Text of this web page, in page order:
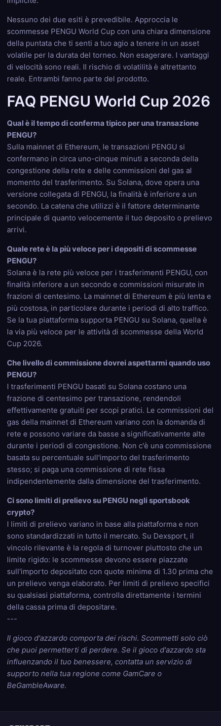
Nessuno dei due esiti è prevedibile. Approccia le
scommesse PENGU World Cup con una chiara dimensione
della puntata che ti senti a tuo agio a tenere in un asset
volatile per la durata del torneo. Non esagerare. I vantaggi
di velocità sono reali. Il rischio di volatilità è altrettanto
reale. Entrambi fanno parte del prodotto.
FAQ PENGU World Cup 2026
Qual è il tempo di conferma tipico per una transazione
PENGU?
Sulla mainnet di Ethereum, le transazioni PENGU si
confermano in circa uno-cinque minuti a seconda della
congestione della rete e delle commissioni del gas al
momento del trasferimento. Su Solana, dove opera una
versione collegata di PENGU, la finalità è inferiore a un
secondo. La catena che utilizzi è il fattore determinante
principale di quanto velocemente il tuo deposito o prelievo
arrivi.
Quale rete è la più veloce per i depositi di scommesse
PENGU?
Solana è la rete più veloce per i trasferimenti PENGU, con
finalità inferiore a un secondo e commissioni misurate in
frazioni di centesimo. La mainnet di Ethereum è più lenta e
più costosa, in particolare durante i periodi di alto traffico.
Se la tua piattaforma supporta PENGU su Solana, quella è
la via più veloce per le attività di scommesse della World
Cup 2026.
Che livello di commissione dovrei aspettarmi quando uso
PENGU?
I trasferimenti PENGU basati su Solana costano una
frazione di centesimo per transazione, rendendoli
effettivamente gratuiti per scopi pratici. Le commissioni del
gas della mainnet di Ethereum variano con la domanda di
rete e possono variare da basse a significativamente alte
durante i periodi di congestione. Non c'è una commissione
basata su percentuale sull'importo del trasferimento
stesso; si paga una commissione di rete fissa
indipendentemente dalla dimensione del trasferimento.
Ci sono limiti di prelievo su PENGU negli sportsbook
crypto?
I limiti di prelievo variano in base alla piattaforma e non
sono standardizzati in tutto il mercato. Su Dexsport, il
vincolo rilevante è la regola di turnover piuttosto che un
limite rigido: le scommesse devono essere piazzate
sull'importo depositato con quote minime di 1.30 prima che
un prelievo venga elaborato. Per limiti di prelievo specifici
su qualsiasi piattaforma, controlla direttamente i termini
della cassa prima di depositare.
---
Il gioco d'azzardo comporta dei rischi. Scommetti solo ciò
che puoi permetterti di perdere. Se il gioco d'azzardo sta
influenzando il tuo benessere, contatta un servizio di
supporto nella tua regione come GamCare o
BeGambleAware.